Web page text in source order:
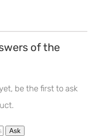
of the
be the first to ask